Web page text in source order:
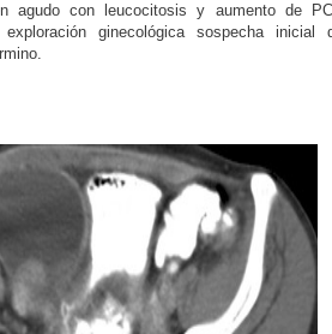
agudo con leucocitosis y aumento de
ginecológica sospecha inicial